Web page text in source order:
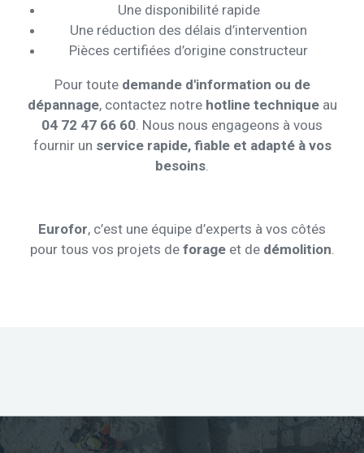
Une disponibilité rapide
Une réduction des délais d’intervention
Pièces certifiées d’origine constructeur
Pour toute demande d'information ou de
dépannage, contactez notre hotline techniqueau
04 72 47 66 60 . Nous nous engageons à vous
fournir un service rapide, fiable et adapté à vos
besoins
Eurofor, c’est une équipe d’experts à vos côtés
pour tous vos projets de forageet de démolition